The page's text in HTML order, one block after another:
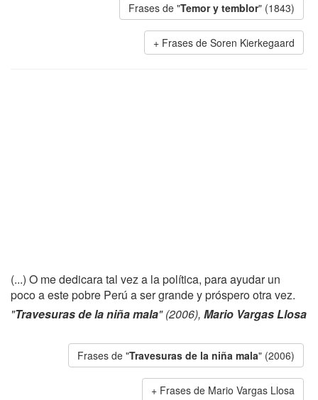
Frases de "Temor y temblor" (1843)
Frases de Soren Kierkegaard
(...) O me dedicara tal vez a la política, para ayudar un
poco a este pobre Perú a ser grande y próspero otra vez.
"Travesuras de la niña mala" (2006), Mario Vargas Llosa
Frases de "Travesuras de la niña mala" (2006)
Frases de Mario Vargas Llosa